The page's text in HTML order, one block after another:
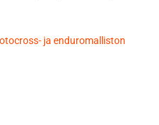
ja enduromalliston